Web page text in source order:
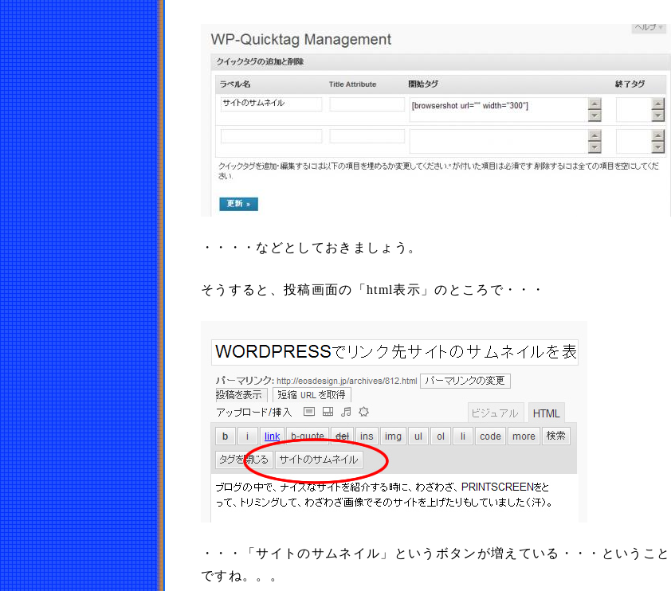
・・・・などとしておきましょう。
そうすると、投稿画面の「html表示」のところで・・・
・・・「サイトのサムネイル」というボタンが増えている・・・ということ
ですね。。。